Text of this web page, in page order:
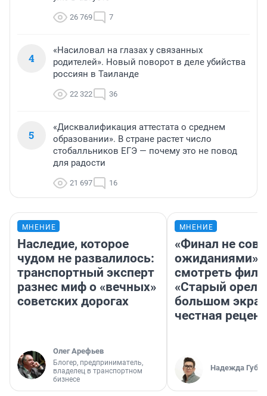
26 769 7
4
«Насиловал на глазах у связанных
родителей». Новый поворот в деле убийства
россиян в Таиланде
22 322 36
5
«Дисквалификация аттестата о среднем
образовании». В стране растет число
стобалльников ЕГЭ — почему это не повод
для радости
21 697 16
МНЕНИЕ
Наследие, которое
чудом не развалилось:
транспортный эксперт
разнес миф о «вечных»
советских дорогах
Олег Арефьев
Блогер, предприниматель,
владелец в транспортном
бизнесе
МНЕНИЕ
«Финал не
ожиданиями»:
смотреть
«Старый орел»
большом
честная
Надежда